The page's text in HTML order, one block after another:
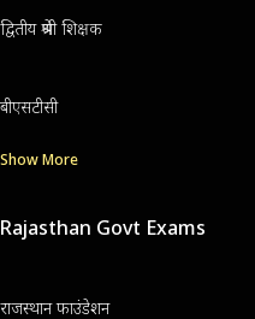
द्वितीय श्रेणी शिक्षक
बीएसटीसी
Show More
Rajasthan Govt Exams
राजस्थान फाउंडेशन